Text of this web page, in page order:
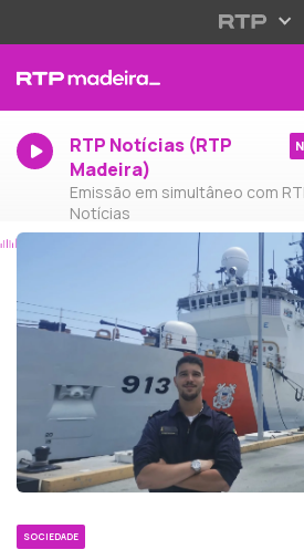
RTP Notícias (RTP
Madeira)
Emissão em simultâneo com
Notícias
SOCIEDADE